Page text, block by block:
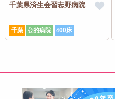
千葉県済生会習志野病院
千葉 公的病院 400床